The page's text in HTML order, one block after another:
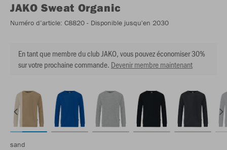
JAKO Sweat Organic
Numéro d’article: C8820 - Disponible jusqu'en 2030
En tant que membre du club JAKO, vous pouvez économiser 30%
sur votre prochaine commande. Devenir membre maintenant
sand